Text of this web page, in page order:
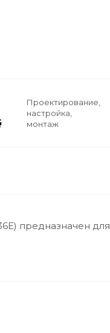
Проектирование,
настройка,
монтаж
предназначен